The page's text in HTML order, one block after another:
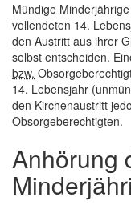
Mündige
vollendeten 14.
den Austritt aus ihrer
selbst entscheiden.
bzw.
14. Lebensjahr
den Kirchenaustritt
Obsorgeberechtigten.
Anhörung